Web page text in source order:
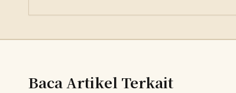
Baca Artikel Terkait